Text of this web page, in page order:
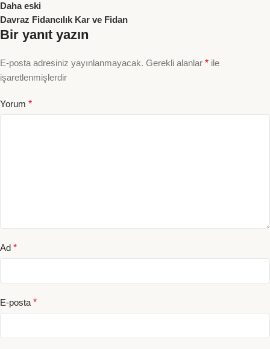
Daha eski
Davraz Fidancılık Kar ve Fidan
Bir yanıt yazın
E-posta adresiniz yayınlanmayacak. Gerekli alanlar * ile
işaretlenmişlerdir
Yorum *
Ad *
E-posta *